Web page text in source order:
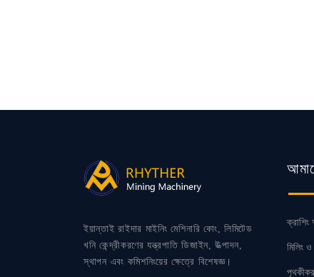
ইয়ান্তাই রাইদার মাইনিং মেশিনারি কোং, লিমিটেড
খনি কেন্দ্রীকরণের যন্ত্রপাতি ডিজাইন, উত্পাদন,
স্থাপন এবং কমিশনিংয়ের ক্ষেত্রে বিশেষজ্ঞ।
ক্রাশিং
মিলিং